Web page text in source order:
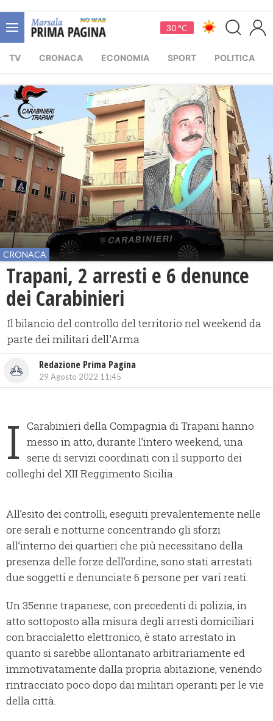
30 °C
TV CRONACA ECONOMIA SPORT POLITICA
CRONACA
Trapani, 2 arresti e 6 denunce
dei Carabinieri
Il bilancio del controllo del territorio nel weekend da
parte dei militari dell'Arma
Redazione Prima Pagina
29 Agosto 2022 11:45
I Carabinieri della Compagnia di Trapani hanno
messo in atto, durante l’intero weekend, una
serie di servizi coordinati con il supporto dei
colleghi del XII Reggimento Sicilia.
All’esito dei controlli, eseguiti prevalentemente nelle
ore serali e notturne concentrando gli sforzi
all’interno dei quartieri che più necessitano della
presenza delle forze dell’ordine, sono stati arrestati
due soggetti e denunciate 6 persone per vari reati.
Un 35enne trapanese, con precedenti di polizia, in
atto sottoposto alla misura degli arresti domiciliari
con braccialetto elettronico, è stato arrestato in
quanto si sarebbe allontanato arbitrariamente ed
immotivatamente dalla propria abitazione, venendo
rintracciato poco dopo dai militari operanti per le vie
della città.